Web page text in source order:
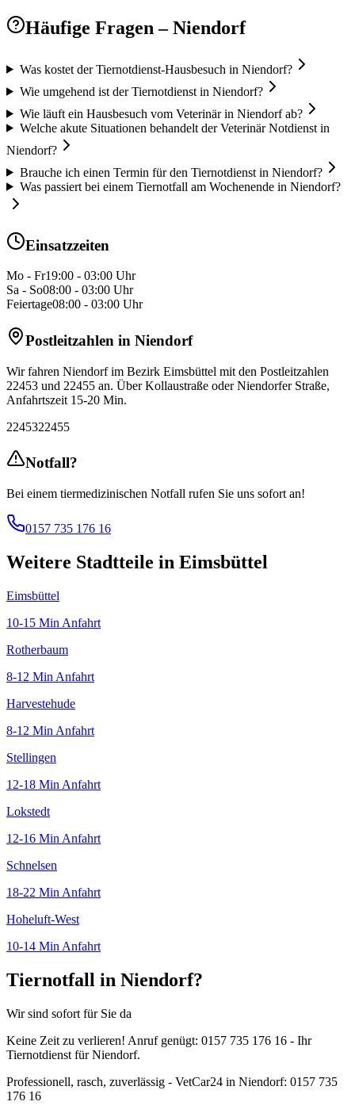
Häufige Fragen – Niendorf
Was kostet der Tiernotdienst-Hausbesuch in Niendorf?
Wie umgehend ist der Tiernotdienst in Niendorf?
Wie läuft ein Hausbesuch vom Veterinär in Niendorf ab?
Welche akute Situationen behandelt der Veterinär Notdienst in
Niendorf?
Brauche ich einen Termin für den Tiernotdienst in Niendorf?
Was passiert bei einem Tiernotfall am Wochenende in Niendorf?
Einsatzzeiten
Mo - Fr19:00 - 03:00 Uhr
Sa - So08:00 - 03:00 Uhr
Feiertage08:00 - 03:00 Uhr
Postleitzahlen in Niendorf
Wir fahren Niendorfim Bezirk Eimsbüttel mit den Postleitzahlen
22453 und 22455 an. Über Kollaustraße oder Niendorfer Straße,
Anfahrtszeit 15-20 Min.
2245322455
Notfall?
Bei einem tiermedizinischen Notfall rufen Sie uns sofort an!
0157 735 176 16
Weitere Stadtteile in Eimsbüttel
Eimsbüttel
10-15 Min Anfahrt
Rotherbaum
8-12 Min Anfahrt
Harvestehude
8-12 Min Anfahrt
Stellingen
12-18 Min Anfahrt
Lokstedt
12-16 Min Anfahrt
Schnelsen
18-22 Min Anfahrt
Hoheluft-West
10-14 Min Anfahrt
Tiernotfall in Niendorf?
Wir sind sofort für Sie da
Keine Zeit zu verlieren! Anruf genügt: 0157 735 176 16 - Ihr
Tiernotdienst für Niendorf.
Professionell, rasch, zuverlässig - VetCar24 in Niendorf: 0157 735
176 16